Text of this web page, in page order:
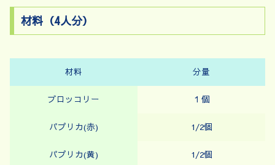
材料（4人分）
材料 分量
ブロッコリー １個
パプリカ(赤) 1/2個
パプリカ(黄) 1/2個